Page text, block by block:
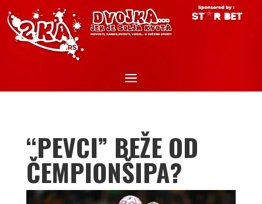
“PEVCI” BEŽE OD
ČEMPIONŠIPA?